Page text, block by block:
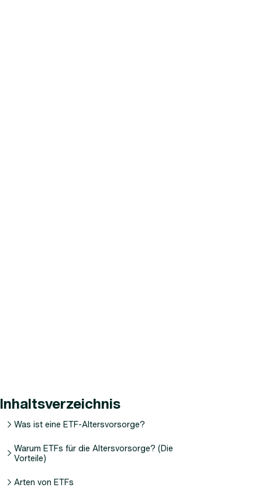
Inhaltsverzeichnis
Was ist eine ETF-Altersvorsorge?
Warum ETFs für die Altersvorsorge? (Die
Vorteile)
Arten von ETFs